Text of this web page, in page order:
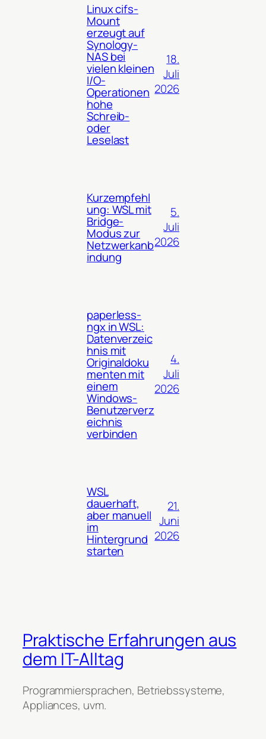
Linux cifs-
Mount
erzeugt auf
Synology-
NAS bei
vielen kleinen
I/O-
Operationen
hohe
Schreib-
oder
Leselast
18.
Juli
2026
Kurzempfehl
ung: WSL mit
Bridge-
Modus zur
Netzwerkanb
indung
5.
Juli
2026
paperless-
ngx in WSL:
Datenverzeic
hnis mit
Originaldoku
menten mit
einem
Windows-
Benutzerverz
eichnis
verbinden
4.
Juli
2026
WSL
dauerhaft,
aber manuell
im
Hintergrund
starten
21.
Juni
2026
Praktische Erfahrungen aus
dem IT-Alltag
Programmiersprachen, Betriebssysteme,
Appliances, uvm.